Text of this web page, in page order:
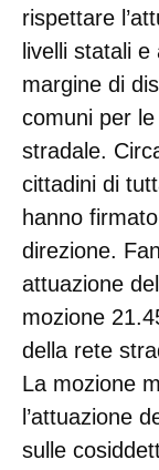
rispettare
livelli statali
margine di
comuni per
stradale.
cittadini di
hanno
direzione.
attuazione
mozione
della rete
La mozione
l’attuazione
sulle